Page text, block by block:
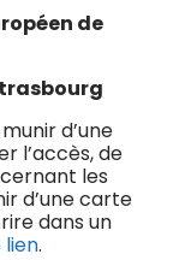
de
d’une
l’accès, de
les
d’une carte
dans un
lien.